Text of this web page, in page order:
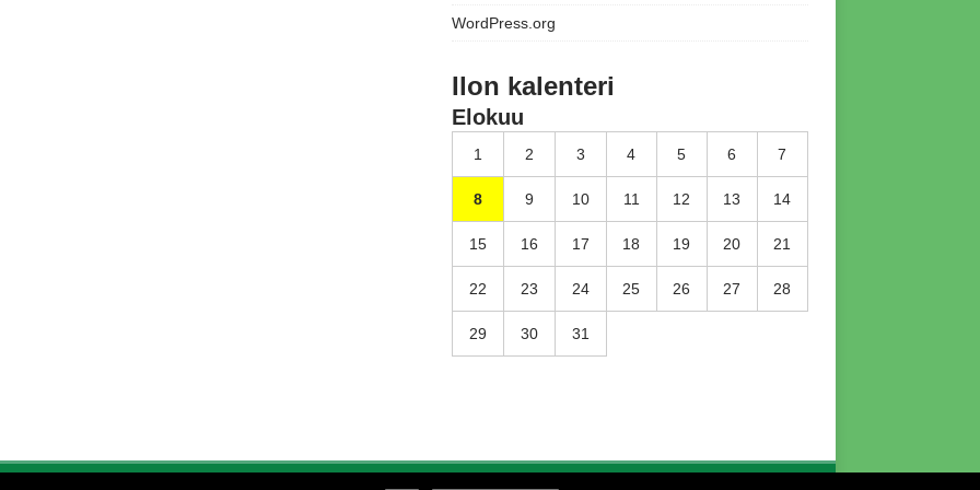
WordPress.org
Ilon kalenteri
Elokuu
1 2 3 4 5 6 7
8 9 10 11 12 13 14
15 16 17 18 19 20 21
22 23 24 25 26 27 28
29 30 31